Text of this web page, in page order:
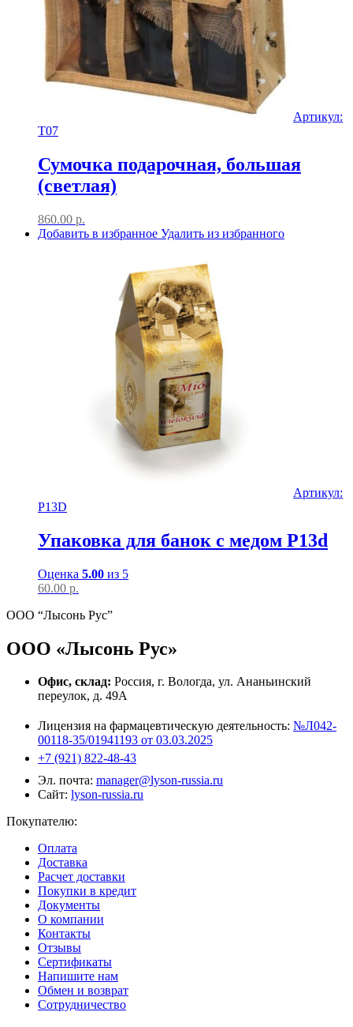
Артикул:
T07
Сумочка подарочная, большая
(светлая)
860.00 р.
Добавить в избранное Удалить из избранного
Артикул:
P13D
Упаковка для банок с медом P13d
Оценка 5.00 из 5
60.00 р.
ООО “Лысонь Рус”
ООО «Лысонь Рус»
Офис, склад: Россия, г. Вологда, ул. Ананьинский
переулок, д. 49А
Лицензия на фармацевтическую деятельность: №Л042-
00118-35/01941193 от 03.03.2025
+7 (921) 822-48-43
Эл. почта: manager@lyson-russia.ru
Сайт: lyson-russia.ru
Покупателю:
Оплата
Доставка
Расчет доставки
Покупки в кредит
Документы
О компании
Контакты
Отзывы
Сертификаты
Напишите нам
Обмен и возврат
Сотрудничество